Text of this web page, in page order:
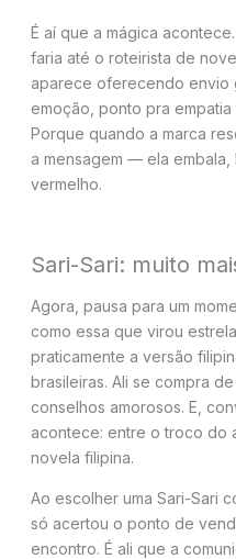
É aí que a mágica
faria até o roteirista de
aparece oferecendo envio
emoção, ponto pra
Porque quando a marca
a mensagem — ela
vermelho.
Sari-Sari: muito
Agora, pausa para um
como essa que virou
praticamente a versão
brasileiras. Ali se compra
conselhos amorosos. E,
acontece: entre o troco do
novela filipina.
Ao escolher uma Sari-Sari
só acertou o ponto de
encontro. É ali que a